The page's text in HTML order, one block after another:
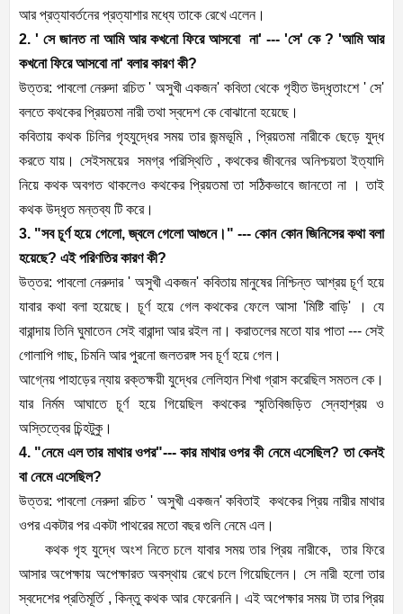
আর প্রত্যাবর্তনের প্রত্যাশার মধ্যে তাকে রেখে এলেন।
2. ' সে জানত না আমি আর কখনো ফিরে আসবো না' --- 'সে' কে ? 'আমি আর
কখনো ফিরে আসবো না' বলার কারণ কী?
উত্তর: পাবলো নেরুদা রচিত ' অসুখী একজন' কবিতা থেকে গৃহীত উদ্ধৃতাংশে ' সে'
বলতে কথকের প্রিয়তমা নারী তথা স্বদেশ কে বোঝানো হয়েছে।
কবিতায় কথক চিলির গৃহযুদ্ধের সময় তার জন্মভূমি , প্রিয়তমা নারীকে ছেড়ে যুদ্ধ
করতে যায়। সেইসময়ের সমগ্র পরিস্থিতি , কথকের জীবনের অনিশ্চয়তা ইত্যাদি
নিয়ে কথক অবগত থাকলেও কথকের প্রিয়তমা তা সঠিকভাবে জানতো না । তাই
কথক উদ্ধৃত মন্তব্য টি করে।
3. "সব চূর্ণ হয়ে গেলো, জ্বলে গেলো আগুনে।" --- কোন কোন জিনিসের কথা বলা
হয়েছে? এই পরিণতির কারণ কী?
উত্তর: পাবলো নেরুদার ' অসুখী একজন' কবিতায় মানুষের নিশ্চিন্ত আশ্রয় চূর্ণ হয়ে
যাবার কথা বলা হয়েছে। চূর্ণ হয়ে গেল কথকের ফেলে আসা 'মিষ্টি বাড়ি' । যে
বারান্দায় তিনি ঘুমাতেন সেই বারান্দা আর রইল না। করাতলের মতো যার পাতা --- সেই
গোলাপি গাছ, চিমনি আর পুরনো জলতরঙ্গ সব চূর্ণ হয়ে গেল।
আগ্নেয় পাহাড়ের ন্যায় রক্তক্ষয়ী যুদ্ধের লেলিহান শিখা গ্রাস করেছিল সমতল কে।
যার নির্মম আঘাতে চূর্ণ হয়ে গিয়েছিল কথকের স্মৃতিবিজড়িত স্নেহাশ্রয় ও
অস্তিত্বের চিন্হটুকু।
4. "নেমে এল তার মাথার ওপর"--- কার মাথার ওপর কী নেমে এসেছিল? তা কেনই
বা নেমে এসেছিল?
উত্তর: পাবলো নেরুদা রচিত ' অসুখী একজন' কবিতাই কথকের প্রিয় নারীর মাথার
ওপর একটার পর একটা পাথরের মতো বছর গুলি নেমে এল।
কথক গৃহ যুদ্ধে অংশ নিতে চলে যাবার সময় তার প্রিয় নারীকে, তার ফিরে
আসার অপেক্ষায় অপেক্ষারত অবস্থায় রেখে চলে গিয়েছিলেন। সে নারী হলো তার
স্বদেশের প্রতিমূর্তি , কিন্তু কথক আর ফেরেননি। এই অপেক্ষার সময় টা তার প্রিয়